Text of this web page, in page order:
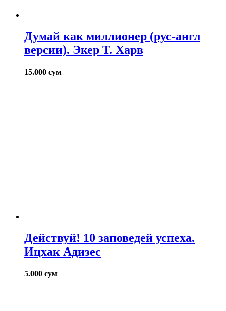
Думай как миллионер (рус-англ
версии). Экер Т. Харв
15.000 сум
Действуй! 10 заповедей успеха.
Ицхак Адизес
5.000 сум